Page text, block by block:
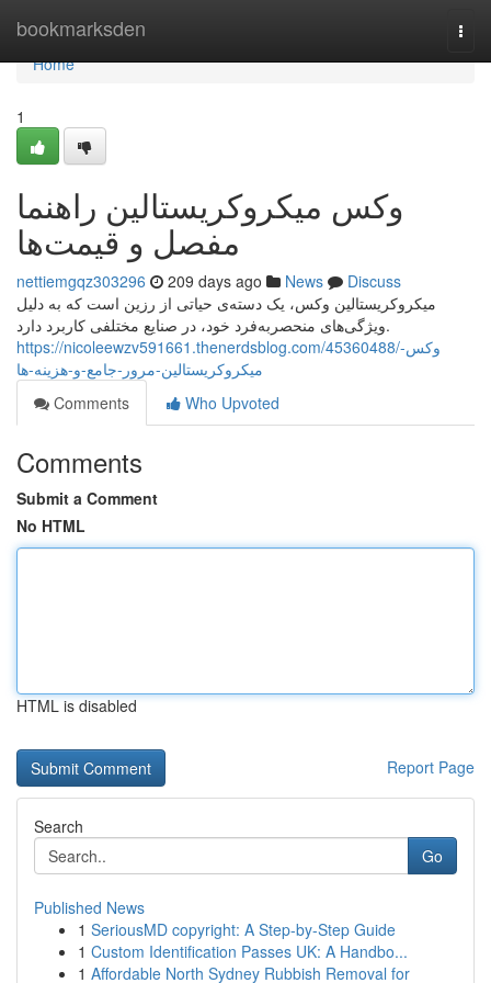
bookmarksden
Home
Home
1
وکس میکروکریستالین راهنما
مفصل و قیمت‌ها
nettiemgqz303296 209 days ago News
Discuss
میکروکریستالین وکس، یک دسته‌ی حیاتی از رزین است که به دلیل
ویژگی‌های منحصربه‌فرد خود، در صنایع مختلفی کاربرد دارد.
https://nicoleewzv591661.thenerdsblog.com/45360488/وکس-
میکروکریستالین-مرور-جامع-و-هزینه-ها
Comments
Who Upvoted
Comments
Submit a Comment
No HTML
HTML is disabled
Report Page
Search
Go
Published News
1 SeriousMD copyright: A Step-by-Step Guide
1 Custom Identification Passes UK: A Handbo...
1 Affordable North Sydney Rubbish Removal for